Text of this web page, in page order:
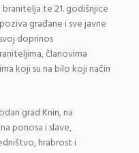
te 21. godišnjice
građane i sve javne
doprinos
članovima
koji su na bilo koji način
grad Knin, na
ponosa i slave,
hrabrost i